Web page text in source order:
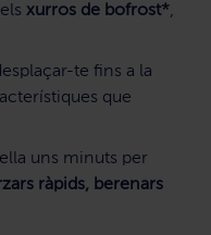
xurros de bofrost*,
te fins a la
que
uns minuts per
ràpids, berenars